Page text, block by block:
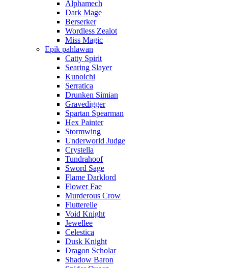
Alphamech
Dark Mage
Berserker
Wordless Zealot
Miss Magic
Epik pahlawan
Catty Spirit
Searing Slayer
Kunoichi
Serratica
Drunken Simian
Gravedigger
Spartan Spearman
Hex Painter
Stormwing
Underworld Judge
Crystella
Tundrahoof
Sword Sage
Flame Darklord
Flower Fae
Murderous Crow
Flutterelle
Void Knight
Jewellee
Celestica
Dusk Knight
Dragon Scholar
Shadow Baron